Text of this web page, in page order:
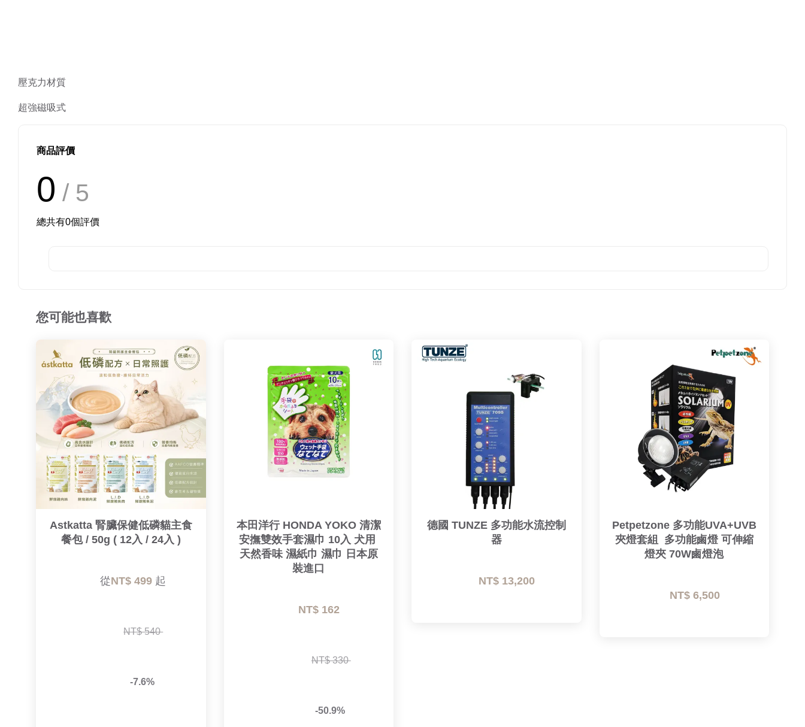
壓克力材質
超強磁吸式
商品評價
0 / 5
總共有0個評價
您可能也喜歡
Astkatta 腎臟保健低磷貓主食
餐包 / 50g ( 12入 / 24入 )
        從
NT$ 499 起
NT$ 540
-7.6%
本田洋行 HONDA YOKO 清潔
安撫雙效手套濕巾 10入 犬用
天然香味 濕紙巾 濕巾 日本原
裝進口
NT$ 162
NT$ 330
-50.9%
德國 TUNZE 多功能水流控制
器
NT$ 13,200
Petpetzone 多功能UVA+UVB
夾燈套組  多功能鹵燈 可伸縮
燈夾 70W鹵燈泡
NT$ 6,500